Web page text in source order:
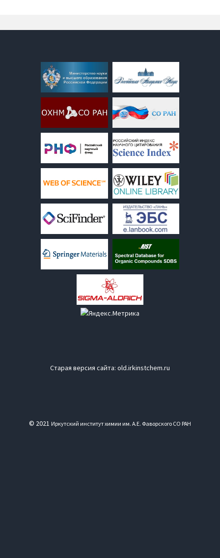
Старая версия сайта: old.irkinstchem.ru
© 2021 Иркутский институт химии им. А.Е. Фаворского СО РАН